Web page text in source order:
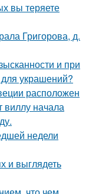
вы теряете
Григорова, д.
и при
украшений?
расположен
виллу начала
недели
и выглядеть